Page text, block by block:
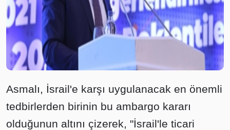
Asmalı, İsrail'e karşı uygulanacak en önemli
tedbirlerden birinin bu ambargo kararı
olduğunun altını çizerek, "İsrail'le ticari